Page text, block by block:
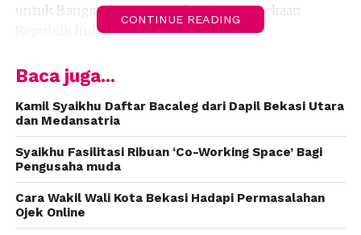
untuk Bangsa dan Negara demi Kemerdekaan
Republik Indonesia.
“Bahwa perjuangan pahlawan kita adalah
perjuangan kita untuk melanjutkan perjuangannya
dalam meraih kesuksesan membangun Negeri ini,”
terangnya.
Adapun, apel kehormatan dan renungan suci yang
dimulai tepat pukul 23.50 itu dipimpin oleh Kapolres
Metro Bekasi Kota serta diikuti pula oleh unsur
Muspida Kota Bekasi, serta undangan lainnya.
CONTINUE READING
Baca juga...
Kamil Syaikhu Daftar Bacaleg dari Dapil Bekasi Utara
dan Medansatria
Syaikhu Fasilitasi Ribuan ‘Co-Working Space’ Bagi
Pengusaha muda
Cara Wakil Wali Kota Bekasi Hadapi Permasalahan
Ojek Online